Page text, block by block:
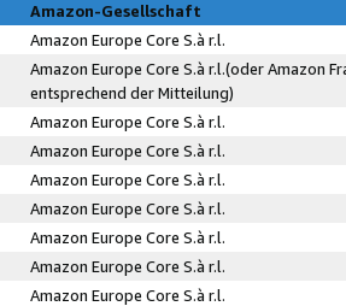
Amazon-Gesellschaft
Amazon Europe Core S.à r.l.
Amazon Europe Core S.à r.l.(oder Amazon
entsprechend der Mitteilung)
Amazon Europe Core S.à r.l.
Amazon Europe Core S.à r.l.
Amazon Europe Core S.à r.l.
Amazon Europe Core S.à r.l.
Amazon Europe Core S.à r.l.
Amazon Europe Core S.à r.l.
Amazon Europe Core S.à r.l.